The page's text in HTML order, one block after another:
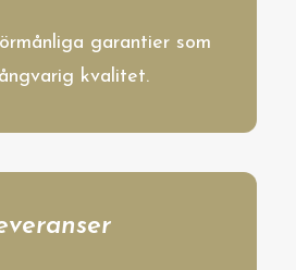
garantier som
kvalitet.